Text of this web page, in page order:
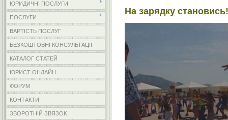
ЮРИДИЧНІ ПОСЛУГИ
ПОСЛУГИ
ВАРТІСТЬ ПОСЛУГ
БЕЗКОШТОВНІ КОНСУЛЬТАЦІЇ
КАТАЛОГ СТАТЕЙ
ЮРИСТ ОНЛАЙН
ФОРУМ
КОНТАКТИ
ЗВОРОТНІЙ ЗВЯЗОК
На зарядку становись!